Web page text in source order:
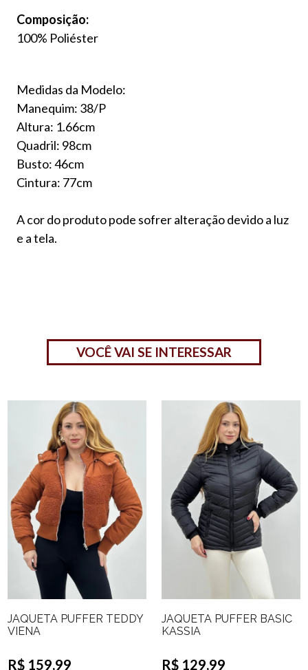
Composição:
100% Poliéster
Medidas da Modelo:
Manequim: 38/P
Altura: 1.66cm
Quadril: 98cm
Busto: 46cm
Cintura: 77cm
A cor do produto pode sofrer alteração devido a luz
e a tela.
VOCÊ VAI SE INTERESSAR
JAQUETA PUFFER TEDDY
VIENA
R$ 159,99
JAQUETA PUFFER BASIC
KASSIA
R$ 129,99